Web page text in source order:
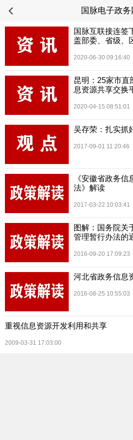
国脉电子政务
国脉互联接连签
盖部委、省级、
2020-06-30 09:16:40
昆明：25家市直
息资源共享交换
2020-04-15 08:51:01
吴存荣：扎实抓
2017-09-01 11:20:46
《安徽省政务
法》解读
2017-03-22 10:03:41
图解：国务院关
管理暂行办法的
2016-09-20 17:09:23
河北省政务信息
2016-08-25 10:55:03
重视信息资源开发利用和共享
2009-03-31 17:03:00